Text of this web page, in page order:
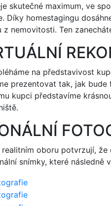
skutečné maximum, ve
Díky homestagingu
z nemovitosti. Ten
na představivost
prezentovat tak, jak bude
kupci představíme
realitním oboru potvrzují,
snímky, které následně